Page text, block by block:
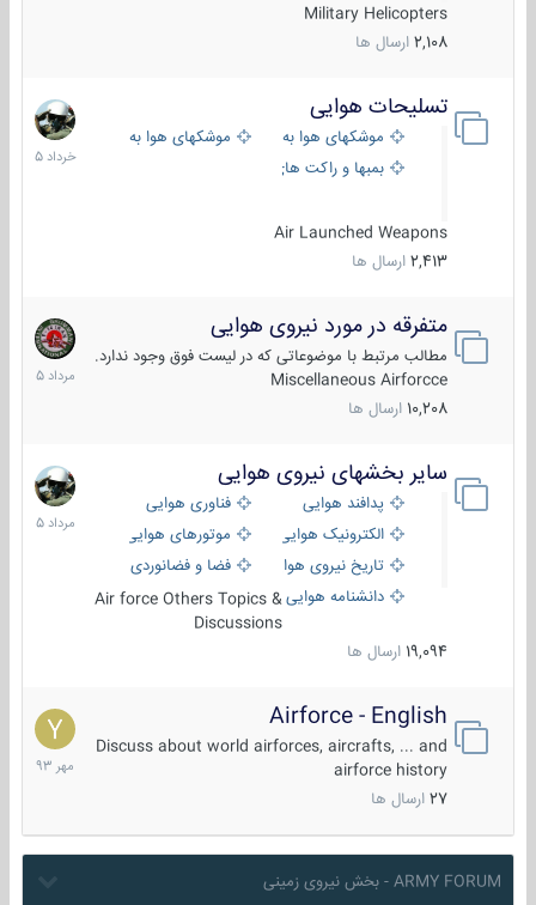
Military Helicopters
2,108 ارسال ها
تسلیحات هوایی
موشکهای هوا به هوا
موشکهای هوا به سطح
بمبها و راکت های هوایی
Air Launched Weapons
2,413 ارسال ها
30
خرداد
1405
متفرقه در مورد نیروی هوایی
مطالب مرتبط با موضوعاتی که در لیست فوق وجود ندارد.
Miscellaneous Airforcce
10,208 ارسال ها
7
مرداد
1405
سایر بخشهای نیروی هوایی
پدافند هوایی
فناوری هوایی
الکترونیک هوایی
موتورهای هوایی
تاریخ نیروی هوایی
فضا و فضانوردی
دانشنامه هواییAir force Others Topics &
Discussions
19,094 ارسال ها
2
مرداد
1405
Airforce - English
Discuss about world airforces, aircrafts, ... and
airforce history
27 ارسال ها
15
مهر
1393
ARMY FORUM - بخش نیروی زمینی